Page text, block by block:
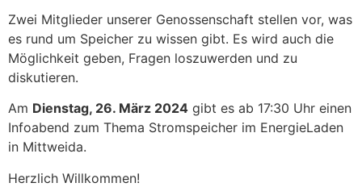
Zwei Mitglieder unserer Genossenschaft stellen vor, was
es rund um Speicher zu wissen gibt. Es wird auch die
Möglichkeit geben, Fragen loszuwerden und zu
diskutieren.
Am Dienstag, 26. März 2024 gibt es ab 17:30 Uhr einen
Infoabend zum Thema Stromspeicher im EnergieLaden
in Mittweida.
Herzlich Willkommen!